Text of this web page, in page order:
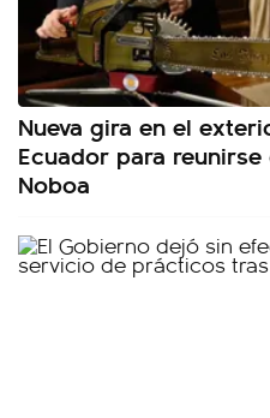
Nueva gira en el
Ecuador para
Noboa